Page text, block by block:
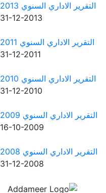
التقرير الاداري السنوي 2013
31-12-2013
التقرير الاداري السنوي 2011
31-12-2011
التقرير الاداري السنوي 2010
31-12-2010
التقرير الاداري السنوي 2009
16-10-2009
التقرير الاداري السنوي 2008
31-12-2008